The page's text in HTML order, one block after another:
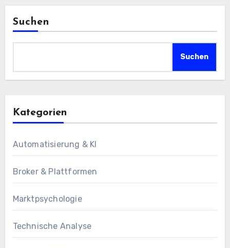
Suchen
Suchen
Kategorien
Automatisierung & KI
Broker & Plattformen
Marktpsychologie
Technische Analyse